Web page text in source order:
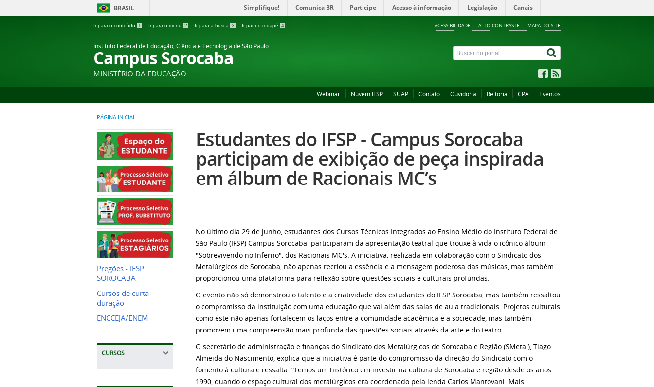
BRASIL Simplifique! Comunica BR Participe Acesso à informação Legislação Canais
Ir para o conteúdo 1 Ir para o menu 2 Ir para a busca 3 Ir para o rodapé 4 ACESSIBILIDADE ALTO CONTRASTE MAPA DO SITE
Instituto Federal de Educação, Ciência e Tecnologia de São Paulo
Campus Sorocaba
MINISTÉRIO DA EDUCAÇÃO
Webmail Nuvem IFSP SUAP Contato Ouvidoria Reitoria CPA Eventos
PÁGINA INICIAL
Pregões - IFSP
SOROCABA
Cursos de curta
duração
ENCCEJA/ENEM
CURSOS
Estudantes do IFSP - Campus Sorocaba
participam de exibição de peça inspirada
em álbum de Racionais MC’s
No último dia 29 de junho, estudantes dos Cursos Técnicos Integrados ao Ensino Médio do Instituto Federal de
São Paulo (IFSP) Campus Sorocaba participaram da apresentação teatral que trouxe à vida o icônico álbum
"Sobrevivendo no Inferno", dos Racionais MC's. A iniciativa, realizada em colaboração com o Sindicato dos
Metalúrgicos de Sorocaba, não apenas recriou a essência e a mensagem poderosa das músicas, mas também
proporcionou uma plataforma para reflexão sobre questões sociais e culturais profundas.
O evento não só demonstrou o talento e a criatividade dos estudantes do IFSP Sorocaba, mas também ressaltou
o compromisso da instituição com uma educação que vai além das salas de aula tradicionais. Projetos culturais
como este não apenas fortalecem os laços entre a comunidade acadêmica e a sociedade, mas também
promovem uma compreensão mais profunda das questões sociais através da arte e do teatro.
O secretário de administração e finanças do Sindicato dos Metalúrgicos de Sorocaba e Região (SMetal), Tiago
Almeida do Nascimento, explica que a iniciativa é parte do compromisso da direção do Sindicato com o
fomento à cultura e ressalta: “Temos um histórico em investir na cultura de Sorocaba e região desde os anos
1990, quando o espaço cultural dos metalúrgicos era coordenado pela lenda Carlos Mantovani. Mais